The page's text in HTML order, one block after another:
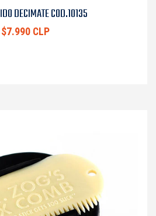
DECIMATE COD.10135
$7.990 CLP